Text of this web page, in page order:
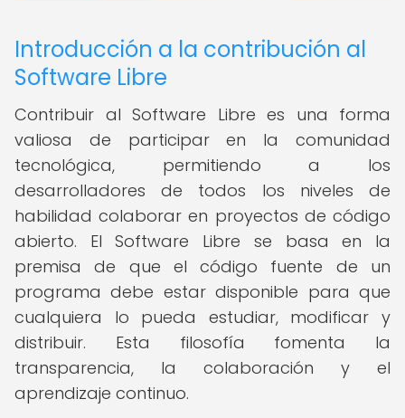
Introducción a la contribución al
Software Libre
Contribuir al Software Libre es una forma
valiosa de participar en la comunidad
tecnológica, permitiendo a los
desarrolladores de todos los niveles de
habilidad colaborar en proyectos de código
abierto. El Software Libre se basa en la
premisa de que el código fuente de un
programa debe estar disponible para que
cualquiera lo pueda estudiar, modificar y
distribuir. Esta filosofía fomenta la
transparencia, la colaboración y el
aprendizaje continuo.